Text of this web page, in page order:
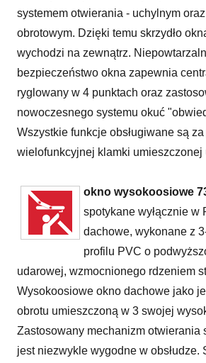
systemem otwierania - uchylnym
obrotowym. Dzięki temu skrzydło
wychodzi na zewnątrz.
bezpieczeństwo okna zapewnia
ryglowany w 4 punktach oraz
nowoczesnego systemu okuć
Wszystkie funkcje obsługiwane są
wielofunkcyjnej klamki umieszczonej
okno wysokoosiowe
spotykane wyłącznie w
dachowe, wykonane z
profilu PVC o
udarowej, wzmocnionego rdzeniem
Wysokoosiowe okno dachowe jako
obrotu umieszczoną w 3 swojej
Zastosowany mechanizm otwierania
jest niezwykle wygodne w obsłudze.